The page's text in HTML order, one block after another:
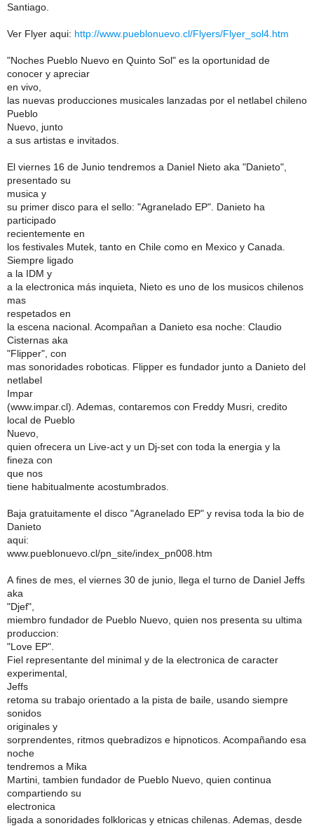
Santiago.
Ver Flyer aqui: http://www.pueblonuevo.cl/Flyers/Flyer_sol4.htm
"Noches Pueblo Nuevo en Quinto Sol" es la oportunidad de
conocer y apreciar
en vivo,
las nuevas producciones musicales lanzadas por el netlabel chileno
Pueblo
Nuevo, junto
a sus artistas e invitados.
El viernes 16 de Junio tendremos a Daniel Nieto aka "Danieto",
presentado su
musica y
su primer disco para el sello: "Agranelado EP". Danieto ha
participado
recientemente en
los festivales Mutek, tanto en Chile como en Mexico y Canada.
Siempre ligado
a la IDM y
a la electronica más inquieta, Nieto es uno de los musicos chilenos
mas
respetados en
la escena nacional. Acompañan a Danieto esa noche: Claudio
Cisternas aka
"Flipper", con
mas sonoridades roboticas. Flipper es fundador junto a Danieto del
netlabel
Impar
(www.impar.cl). Ademas, contaremos con Freddy Musri, credito
local de Pueblo
Nuevo,
quien ofrecera un Live-act y un Dj-set con toda la energia y la
fineza con
que nos
tiene habitualmente acostumbrados.
Baja gratuitamente el disco "Agranelado EP" y revisa toda la bio de
Danieto
aqui:
www.pueblonuevo.cl/pn_site/index_pn008.htm
A fines de mes, el viernes 30 de junio, llega el turno de Daniel Jeffs
aka
"Djef",
miembro fundador de Pueblo Nuevo, quien nos presenta su ultima
produccion:
"Love EP".
Fiel representante del minimal y de la electronica de caracter
experimental,
Jeffs
retoma su trabajo orientado a la pista de baile, usando siempre
sonidos
originales y
sorprendentes, ritmos quebradizos e hipnoticos. Acompañando esa
noche
tendremos a Mika
Martini, tambien fundador de Pueblo Nuevo, quien continua
compartiendo su
electronica
ligada a sonoridades folkloricas y etnicas chilenas. Ademas, desde